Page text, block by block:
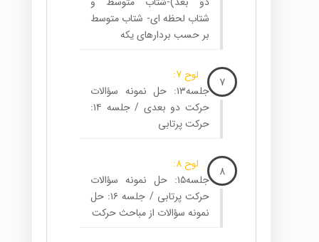
شتاب لحظه ای- شتاب متوسط
بر حسب بردارهای یکه
7
لوح 7:
جلسه۱۳: حل نمونه سؤالات
حرکت دو بعدی / جلسه ۱۴:
حرکت پرتابی
8
لوح 8:
جلسه۱۵: حل نمونه سؤالات
حرکت پرتابی / جلسه ۱۶: حل
نمونه سؤالات از مباحث حرکت